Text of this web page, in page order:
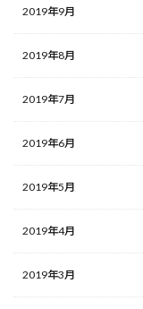
2019年9月
2019年8月
2019年7月
2019年6月
2019年5月
2019年4月
2019年3月